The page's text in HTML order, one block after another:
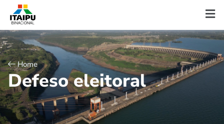
Home
Defeso eleitoral